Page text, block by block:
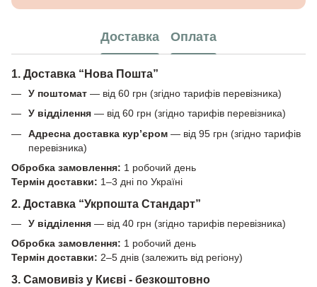
Доставка Оплата
1. Доставка “Нова Пошта”
У поштомат — від 60 грн (згідно тарифів перевізника)
У відділення — від 60 грн (згідно тарифів перевізника)
Адресна доставка кур’єром — від 95 грн (згідно тарифів
перевізника)
Обробка замовлення: 1 робочий день
Термін доставки: 1–3 дні по Україні
2. Доставка “Укрпошта Стандарт”
У відділення — від 40 грн (згідно тарифів перевізника)
Обробка замовлення: 1 робочий день
Термін доставки: 2–5 днів (залежить від регіону)
3. Самовивіз у Києві - безкоштовно